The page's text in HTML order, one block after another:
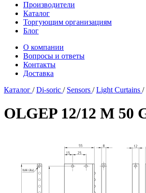
Производители
Каталог
Торгующим организациям
Блог
О компании
Вопросы и ответы
Контакты
Доставка
Каталог /Di-soric / Sensors /Light Curtains /
OLGEP 12/12 M 50